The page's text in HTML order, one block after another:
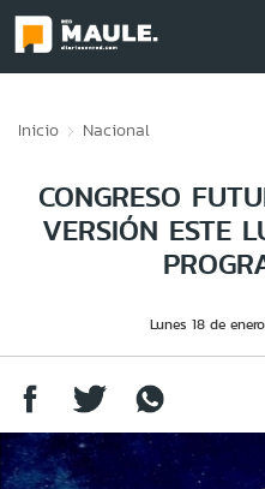
Inicio Nacional
CONGRESO
VERSIÓN ESTE
Lunes 18 de